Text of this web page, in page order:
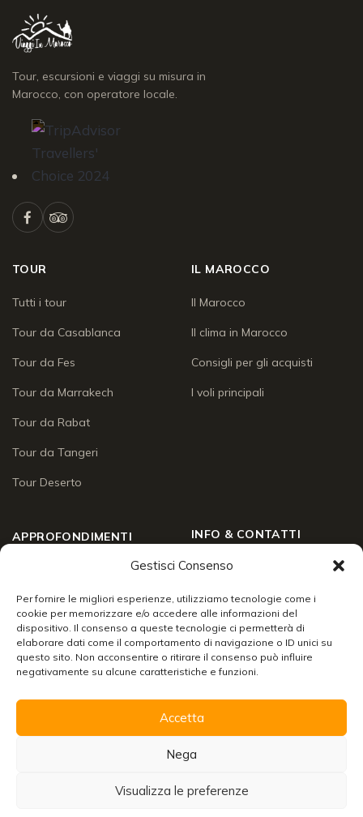
Gestisci Consenso
Per fornire le migliori esperienze, utilizziamo tecnologie come i
cookie per memorizzare e/o accedere alle informazioni del
dispositivo. Il consenso a queste tecnologie ci permetterà di
elaborare dati come il comportamento di navigazione o ID unici su
questo sito. Non acconsentire o ritirare il consenso può influire
negativamente su alcune caratteristiche e funzioni.
Accetta
Nega
Visualizza le preferenze
Tour, escursioni e viaggi su misura in
Marocco, con operatore locale.
TOUR
Tutti i tour
Tour da Casablanca
Tour da Fes
Tour da Marrakech
Tour da Rabat
Tour da Tangeri
Tour Deserto
IL MAROCCO
Il Marocco
Il clima in Marocco
Consigli per gli acquisti
I voli principali
APPROFONDIMENTI
Enogastronomia
Lo sai che
Racconti di viaggio
INFO & CONTATTI
Chi siamo
Social Wall
Contatti
24/7 support
Organizzare un viaggio in Marocco
viaggiare senza pensieri!
Scarica